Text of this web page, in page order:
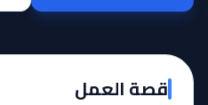
قصة العمل